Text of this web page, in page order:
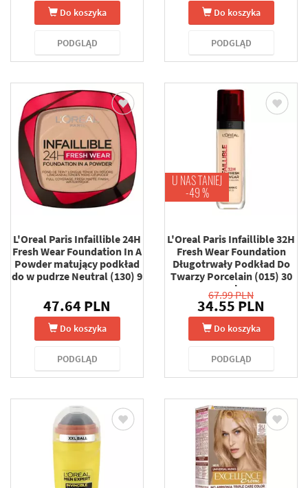
Do koszyka
PODGLĄD
Do koszyka
PODGLĄD
L'Oreal Paris Infaillible 24H
Fresh Wear Foundation In A
Powder matujący podkład
do w pudrze Neutral (130) 9
47.64 PLN
Do koszyka
PODGLĄD
U NAS TANIEJ
-49 %
L'Oreal Paris Infaillible 32H
Fresh Wear Foundation
Długotrwały Podkład Do
Twarzy Porcelain (015) 30
ml
67.99 PLN
34.55 PLN
Do koszyka
PODGLĄD